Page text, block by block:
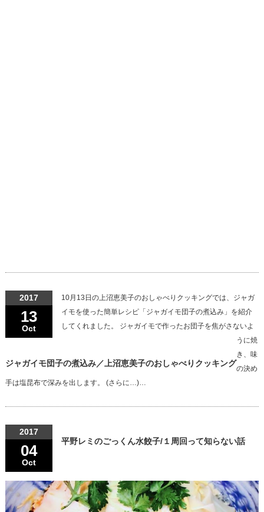
2017
13
Oct
ジャガイモ団子の煮込み／上沼恵美子のおしゃべりクッキング
10月13日の上沼恵美子のおしゃべりクッキングでは、ジャガ
イモを使った簡単レシピ「ジャガイモ団子の煮込み」を紹介
してくれました。 ジャガイモで作ったお団子を焦がさないよ
うに焼
き、味
の決め
手は塩昆布で深みを出します。 (さらに…)…
2017
04
Oct
平野レミのごっくん水餃子/１周回って知らない話